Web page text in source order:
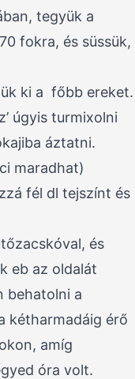
tegyük a
fokra, és süssük,
ki a főbb ereket.
úgyis turmixolni
áztatni.
maradhat)
fél dl tejszínt és
és
eb az oldalát
behatolni a
kétharmadáig érő
amíg
óra volt.